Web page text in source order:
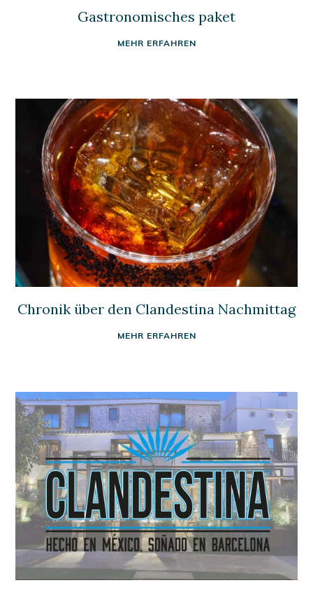
Gastronomisches paket
MEHR ERFAHREN
Chronik über den Clandestina Nachmittag
MEHR ERFAHREN